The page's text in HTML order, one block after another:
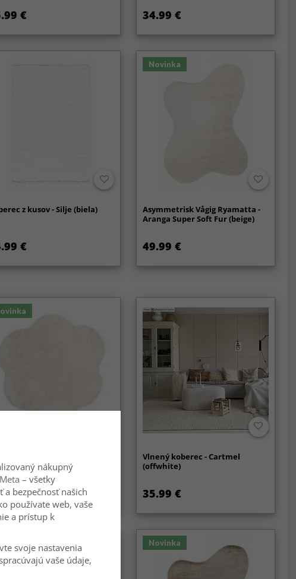
€ 34.99 €
z kusov - Silje (biela)
€
Novinka
Asymmetrisk Vågig Ryamatta -
Aranga Super Soft Fur (beige)
49.99 €
Soft Fur (béžová)
€
Vlnený koberec - Cartmel
(offwhite)
35.99 €
Novinka
nákupný
Meta – všetky
a bezpečnosť našich
používate web, vaše
a prístup k
svoje nastavenia
vaše údaje,